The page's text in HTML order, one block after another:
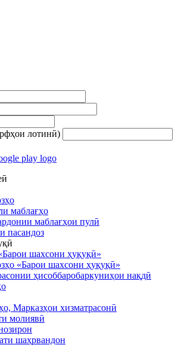
лотинӣ)
маблағҳо
маблағҳои пулӣ
пасандоз
шахсони ҳуқуқӣ»
«Барои шахсони ҳуқуқӣ»
ҳисоббаробаркуниҳои нақдӣ
Марказҳои хизматрасонӣ
молиявӣ
шаҳрвандон